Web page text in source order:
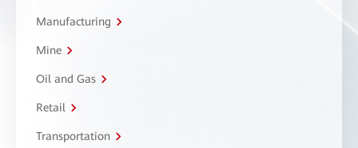
Manufacturing
Mine
Oil and Gas
Retail
Transportation